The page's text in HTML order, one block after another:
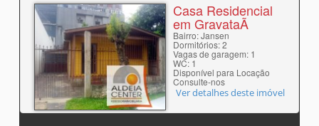
Casa Residencial
em GravataÃ­
Bairro: Jansen
Dormitórios: 2
Vagas de garagem: 1
WC: 1
Disponível para Locação
Consulte-nos
Ver detalhes deste imóvel